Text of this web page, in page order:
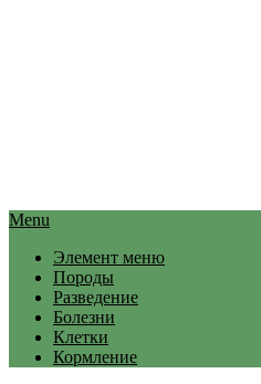
Menu
Элемент меню
Породы
Разведение
Болезни
Клетки
Кормление